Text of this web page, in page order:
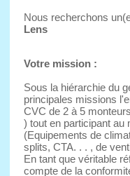
Nous recherchons
Lens
Votre mission :
Sous la hiérarchie du
principales missions
CVC de 2 à 5
) tout en participant au
(Equipements de
splits, CTA. . . , de
En tant que véritable
compte de la